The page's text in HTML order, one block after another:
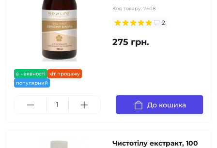
в наявності
хіт продажу
популярний
Код товару: 7608
2
275 грн.
До кошика
Чистотілу екстракт, 100